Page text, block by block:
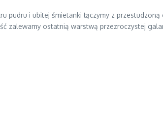
pudru i ubitej śmietanki łączymy z
zalewamy ostatnią warstwą przezroczystej